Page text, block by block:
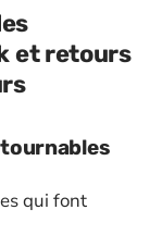
et retours
qui font